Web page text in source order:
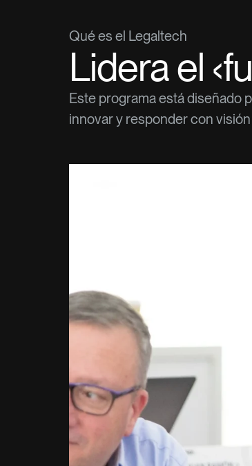
Qué es el Legaltech
Lidera el
Este programa está diseñado
innovar y responder con